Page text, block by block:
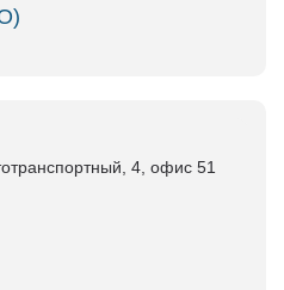
4, офис 51